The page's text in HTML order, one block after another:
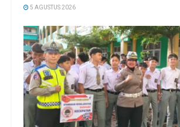
5 AGUSTUS 2026